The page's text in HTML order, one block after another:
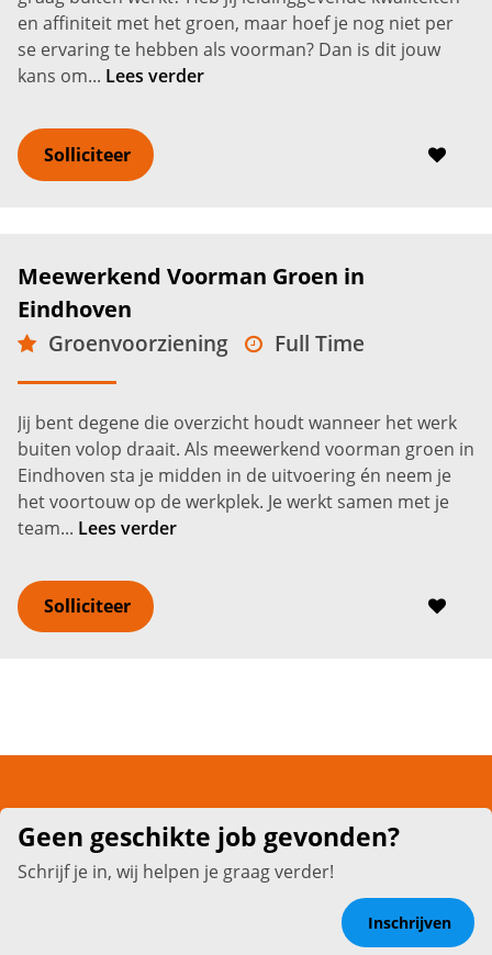
en affiniteit met het groen, maar hoef je nog niet per
se ervaring te hebben als voorman? Dan is dit jouw
kans om... Lees verder
Solliciteer
Meewerkend Voorman Groen in
Eindhoven
Groenvoorziening
Full Time
MBO
Jij bent degene die overzicht houdt wanneer het werk
buiten volop draait. Als meewerkend voorman groen in
Eindhoven sta je midden in de uitvoering én neem je
het voortouw op de werkplek. Je werkt samen met je
team... Lees verder
Solliciteer
Geen geschikte job gevonden?
Schrijf je in, wij helpen je graag verder!
Inschrijven